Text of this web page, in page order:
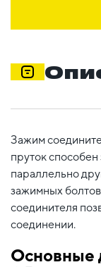
Зажим
пруток способен
параллельно
зажимных
соединителя
соединении.
Основные